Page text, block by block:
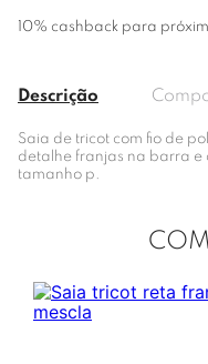
10% cashback para
Descrição
Saia de tricot com fio de
detalhe franjas na barra e
tamanho p.